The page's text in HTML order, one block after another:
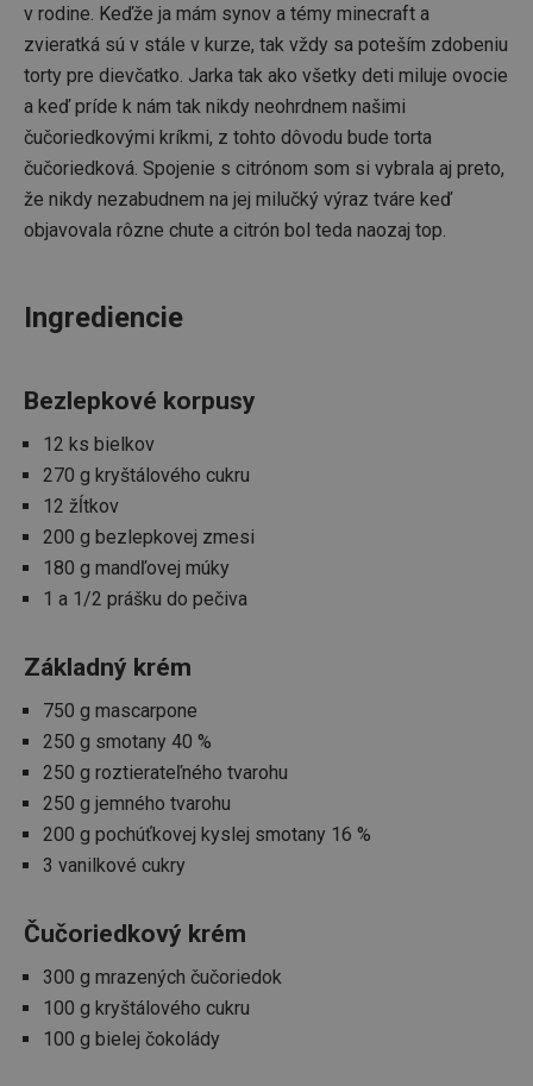
v rodine. Keďže ja mám synov a témy minecraft a
zvieratká sú v stále v kurze, tak vždy sa poteším zdobeniu
torty pre dievčatko. Jarka tak ako všetky deti miluje ovocie
a keď príde k nám tak nikdy neohrdnem našimi
čučoriedkovými kríkmi, z tohto dôvodu bude torta
čučoriedková. Spojenie s citrónom som si vybrala aj preto,
že nikdy nezabudnem na jej milučký výraz tváre keď
objavovala rôzne chute a citrón bol teda naozaj top.
Ingrediencie
Bezlepkové korpusy
12 ks bielkov
270 g kryštálového cukru
12 žĺtkov
200 g bezlepkovej zmesi
180 g mandľovej múky
1 a 1/2 prášku do pečiva
Základný krém
750 g mascarpone
250 g smotany 40 %
250 g roztierateľného tvarohu
250 g jemného tvarohu
200 g pochúťkovej kyslej smotany 16 %
3 vanilkové cukry
Čučoriedkový krém
300 g mrazených čučoriedok
100 g kryštálového cukru
100 g bielej čokolády
__rtbh.lid
Privacy Policy